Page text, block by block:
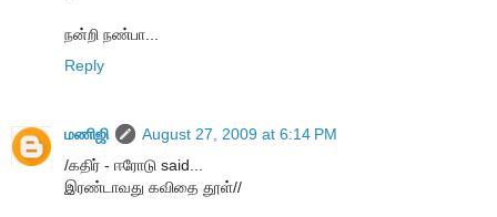
நன்றி நண்பா...
Reply
மணிஜி
August 27, 2009 at 6:14 PM
/கதிர் - ஈரோடு said...
இரண்டாவது கவிதை தூள்//